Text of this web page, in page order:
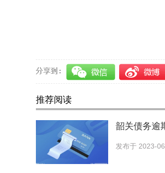
推荐阅读
韶关债务逾
发布于 2023-